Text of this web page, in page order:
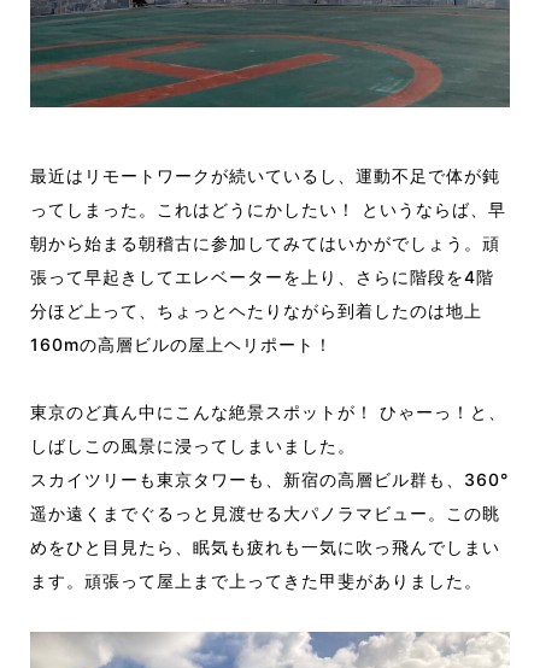
最近はリモートワークが続いているし、運動不足で体が鈍
ってしまった。これはどうにかしたい！ というならば、早
朝から始まる朝稽古に参加してみてはいかがでしょう。頑
張って早起きしてエレベーターを上り、さらに階段を4階
分ほど上って、ちょっとヘたりながら到着したのは地上
160mの高層ビルの屋上ヘリポート！
東京のど真ん中にこんな絶景スポットが！ ひゃーっ！と、
しばしこの風景に浸ってしまいました。
スカイツリーも東京タワーも、新宿の高層ビル群も、360°
遥か遠くまでぐるっと見渡せる大パノラマビュー。この眺
めをひと目見たら、眠気も疲れも一気に吹っ飛んでしまい
ます。頑張って屋上まで上ってきた甲斐がありました。